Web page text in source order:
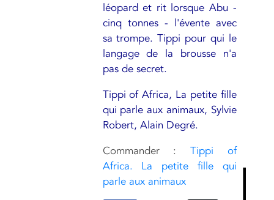
léopard et rit lorsque Abu -
cinq tonnes - l'évente avec
sa trompe. Tippi pour qui le
langage de la brousse n'a
pas de secret.
Tippi of Africa, La petite fille
qui parle aux animaux, Sylvie
Robert, Alain Degré.
Commander : Tippi of
Africa. La petite fille qui
parle aux animaux